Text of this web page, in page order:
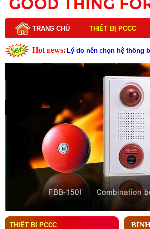
TRANG CHỦ THIẾT BỊ PCCC
Hot news: Lý do nên chọn hệ thống
Cấu tạo và nguyên lý
Tìm hiểu chi tiết về hệ
Các loại thang dây thoát
Thang dây thoát hiểm có
Cấu tạo đầu phun chữa
Kim thu sét là gì? Cấu
Đầu phun chữa cháy là gì
Đầu phun chữa cháy là gì
THIẾT BỊ PCCC